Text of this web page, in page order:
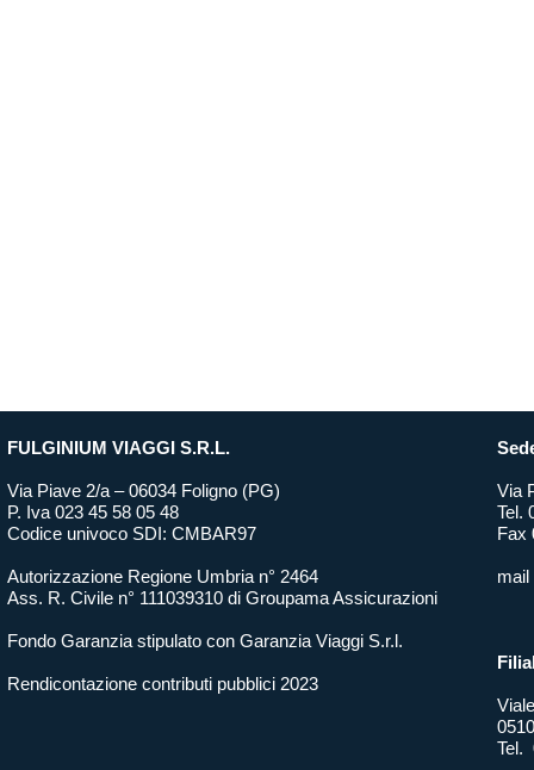
FULGINIUM VIAGGI S.R.L.
Via Piave 2/a – 06034 Foligno (PG)
P. Iva 023 45 58 05 48
Codice univoco SDI: CMBAR97
Autorizzazione Regione Umbria n° 2464
Ass. R. Civile n° 111039310 di Groupama Assicurazioni
Fondo Garanzia stipulato con Garanzia Viaggi S.r.l.
Rendicontazione contributi pubblici 2023
Via
Tel.
Fax
mail
Tel.